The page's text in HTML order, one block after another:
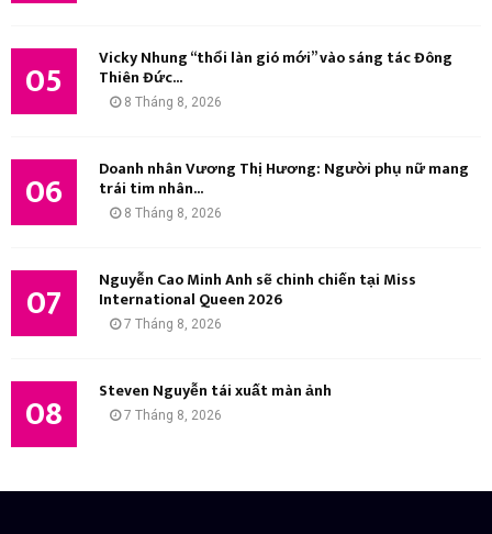
05 Vicky Nhung “thổi làn gió mới” vào sáng tác Đông
Thiên Đức...
8 Tháng 8, 2026
06 Doanh nhân Vương Thị Hương: Người phụ nữ mang
trái tim nhân...
8 Tháng 8, 2026
07 Nguyễn Cao Minh Anh sẽ chinh chiến tại Miss
International Queen 2026
7 Tháng 8, 2026
08 Steven Nguyễn tái xuất màn ảnh
7 Tháng 8, 2026